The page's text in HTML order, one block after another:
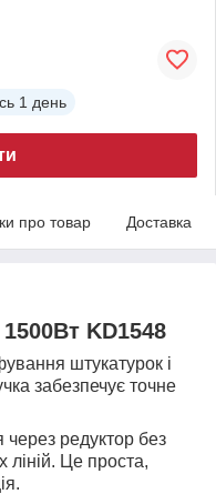
1 день
про товар Доставка
KD1548
штукатурок і
забезпечує точне
через редуктор без
ліній. Це проста,